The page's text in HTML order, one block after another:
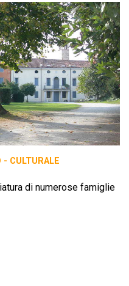
- CULTURALE
di numerose famiglie